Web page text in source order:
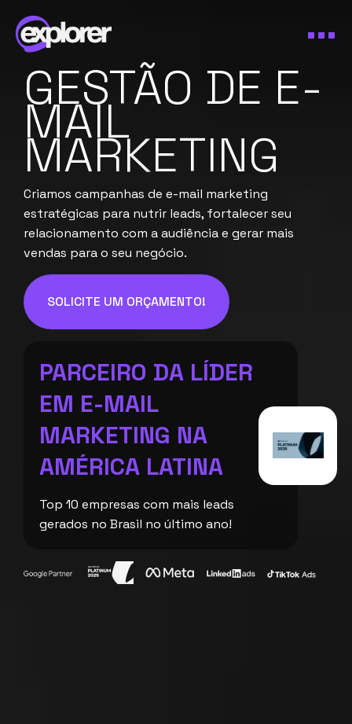
GESTÃO DE E-
MAIL
MARKETING
Criamos campanhas de e-mail marketing
estratégicas para nutrir leads, fortalecer seu
relacionamento com a audiência e gerar mais
vendas para o seu negócio.
SOLICITE UM ORÇAMENTO!
PARCEIRO DA LÍDER
EM E-MAIL
MARKETING NA
AMÉRICA LATINA
Top 10 empresas com mais leads
gerados no Brasil no último ano!